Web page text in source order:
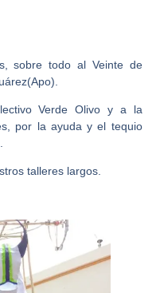
sobre todo al Veinte de
Verde Olivo y a la
por la ayuda y el tequio
talleres largos.